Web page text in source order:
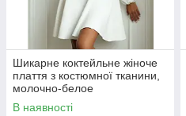
Шикарне коктейльне жіноче
плаття з костюмної тканини,
молочно-белое
В наявності